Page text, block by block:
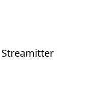
Streamitter